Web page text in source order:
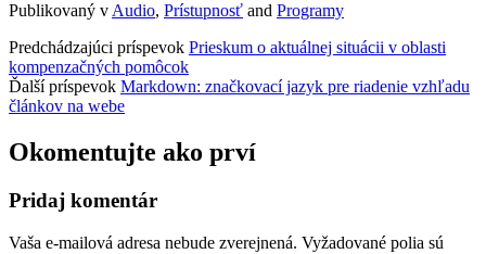
Publikovaný v Audio, Prístupnosť and Programy
Predchádzajúci príspevok Prieskum o aktuálnej situácii v oblasti
kompenzačných pomôcok
Ďalší príspevok Markdown: značkovací jazyk pre riadenie vzhľadu
článkov na webe
Okomentujte ako prví
Pridaj komentár
Vaša e-mailová adresa nebude zverejnená. Vyžadované polia sú